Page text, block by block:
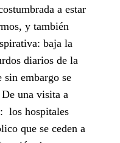
a estar
y también
baja la
diarios de la
sin embargo se
una visita a
los hospitales
que se ceden a